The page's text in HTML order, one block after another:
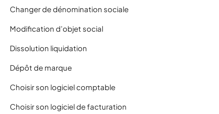
Changer de dénomination sociale
Modification d’objet social
Dissolution liquidation
Dépôt de marque
Choisir son logiciel comptable
Choisir son logiciel de facturation